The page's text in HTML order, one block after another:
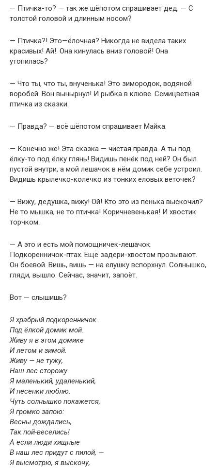
— Птичка-то? — так же шёпотом спрашивает дед. — С
толстой головой и длинным носом?
— Птичка?! Это—ёлочная? Никогда не видела таких
красивых! Ай!. Она кинулась вниз головой! Она
утопилась?
— Что ты, что ты, внученька! Это зимородок, водяной
воробей. Вон вынырнул! И рыбка в клюве. Семицветная
птичка из сказки.
— Правда? — всё шёпотом спрашивает Майка.
— Конечно же! Эта сказка — чистая правда. А ты под
ёлку-то под ёлку глянь! Видишь пенёк под ней? Он был
пустой внутри, а мой лешачок в нём домик себе устроил.
Видишь крылечко-колечко из тонких еловых веточек?
— Вижу, дедушка, вижу! Ой! Кто это из пенька выскочил?
Не то мышка, не то птичка! Коричневенькая! И хвостик
торчком.
— А это и есть мой помощничек-лешачок.
Подкоренничок-птах. Ещё задери-хвостом прозывают.
Он боевой. Вишь, вишь — на елушку вспорхнул. Солнышко,
гляди, вышло. Сейчас, значит, запоёт.
Вот — слышишь?
Я храбрый подкоренничок.
Под ёлкой домик мой.
Живу я в этом домике
И летом и зимой.
Живу — не тужу,
Наш лес сторожу.
Я маленький, удаленький,
И песенки люблю.
Чуть солнышко покажется,
Я громко запою:
Весны дождались,
Так пой-веселись!
А если люди хищные
В наш лес придут с пилой, —
Я высмотрю, я выскочу,